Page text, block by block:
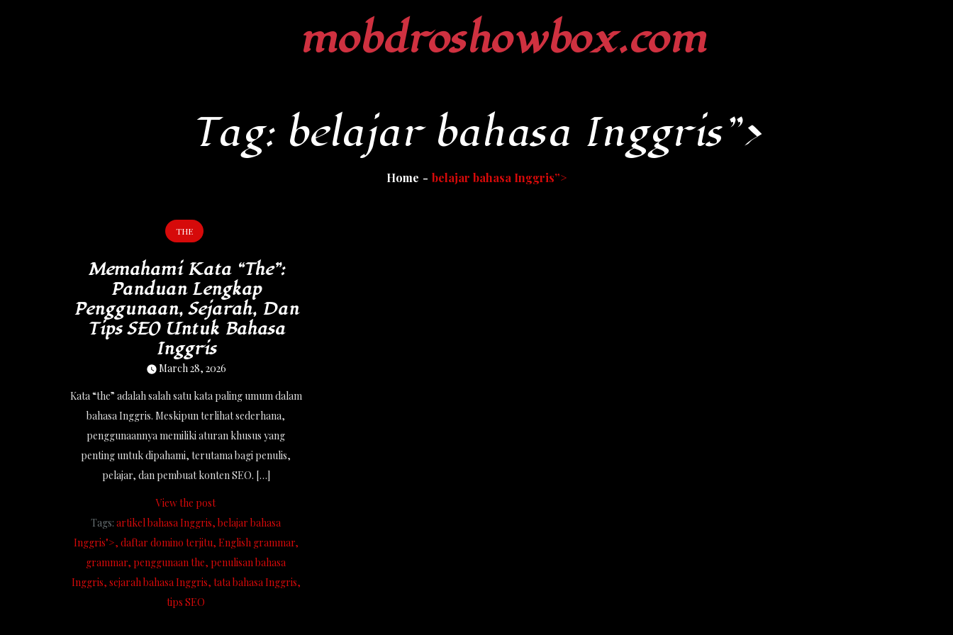
mobdroshowbox.com
Tag: belajar bahasa Inggris”>
Home belajar bahasa Inggris”>
THE
Memahami Kata “The”:
Panduan Lengkap
Penggunaan, Sejarah, Dan
Tips SEO Untuk Bahasa
Inggris
March 28, 2026
Kata “the” adalah salah satu kata paling umum dalam
bahasa Inggris. Meskipun terlihat sederhana,
penggunaannya memiliki aturan khusus yang
penting untuk dipahami, terutama bagi penulis,
pelajar, dan pembuat konten SEO. […]
View the post
Tags:artikel bahasa Inggris belajar bahasa
Inggris"> daftar domino terjitu English grammar
grammar penggunaan the penulisan bahasa
Inggris sejarah bahasa Inggris tata bahasa Inggris
tips SEO